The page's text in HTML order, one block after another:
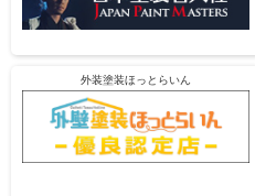
外装塗装ほっとらいん